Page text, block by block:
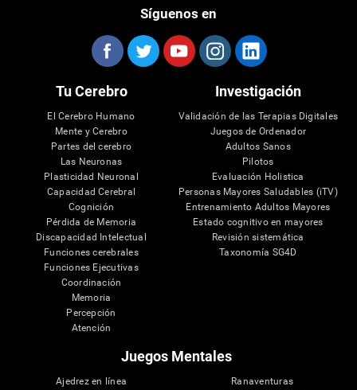
Síguenos en
Tu Cerebro
El Cerebro Humano
Mente y Cerebro
Partes del cerebro
Las Neuronas
Plasticidad Neuronal
Capacidad Cerebral
Cognición
Pérdida de Memoria
Discapacidad Intelectual
Funciones cerebrales
Funciones Ejecutivas
Coordinación
Memoria
Percepción
Atención
Investigación
Validación de las Terapias Digitales
Juegos de Ordenador
Adultos Sanos
Pilotos
Evaluación Holistica
Personas Mayores Saludables (iTV)
Entrenamiento Adultos Mayores
Estado cognitivo en mayores
Revisión sistemática
Taxonomía SG4D
Juegos Mentales
Ajedrez en línea
Ranaventuras